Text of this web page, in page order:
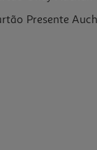
Presente